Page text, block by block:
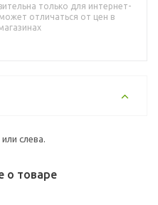
только для интернет-
отличаться от цен в
слева.
о товаре